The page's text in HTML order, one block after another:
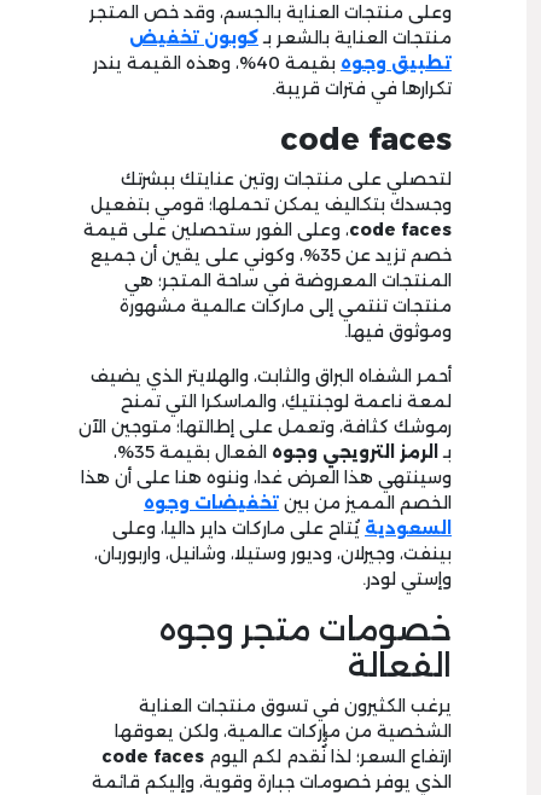
وعلى منتجات العناية بالجسم، وقد خص المتجر
منتجات العناية بالشعر بـكوبون تخفيض
تطبيق وجوه
بقيمة 40%، وهذه القيمة يندر
تكرارها في فترات قريبة.
code faces
لتحصلي على منتجات روتين عنايتك ببشرتك
وجسدك بتكاليف يمكن تحملها؛ قومي بتفعيل
code faces، وعلى الفور ستحصلين على قيمة
خصم تزيد عن 35%، وكوني على يقين أن جميع
المنتجات المعروضة في ساحة المتجر؛ هي
منتجات تنتمي إلى ماركات عالمية مشهورة
وموثوق فيها.
أحمر الشفاه البراق والثابت، والهلايتر الذي يضيف
لمعة ناعمة لوجنتيكِ، والماسكرا التي تمنح
رموشك كثافة، وتعمل على إطالتها؛ متوجين الآن
بـ الرمز الترويجي وجوه
الفعال بقيمة 35%،
وسينتهي هذا العرض غدا، وننوه هنا على أن هذا
الخصم المميز من بين تخفيضات وجوه
السعودية يُتاح على ماركات داير داليا، وعلى
بينفت، وجيرلان، وديور وستيلا، وشانيل، واربوربان،
وإستي لودر.
خصومات متجر وجوه
الفعالة
يرغب الكثيرون في تسوق منتجات العناية
الشخصية من ماركات عالمية، ولكن يعوقها
ارتفاع السعر؛ لذا نٌُُقدم لكم اليوم code faces
الذي يوفر خصومات جبارة وقوية، وإليكم قائمة